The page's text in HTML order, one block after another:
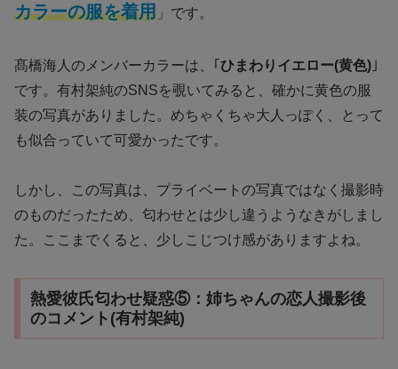
カラーの服を着用 」です。
髙橋海人のメンバーカラーは、｢ ひまわりイエロー(黄色) ｣
です。有村架純のSNSを覗いてみると、確かに黄色の服
装の写真がありました。めちゃくちゃ大人っぽく、とって
も似合っていて可愛かったです。
しかし、この写真は、プライベートの写真ではなく撮影時
のものだったため、匂わせとは少し違うようなきがしまし
た。ここまでくると、少しこじつけ感がありますよね。
熱愛彼氏匂わせ疑惑⑤：姉ちゃんの恋人撮影後
のコメント(有村架純)